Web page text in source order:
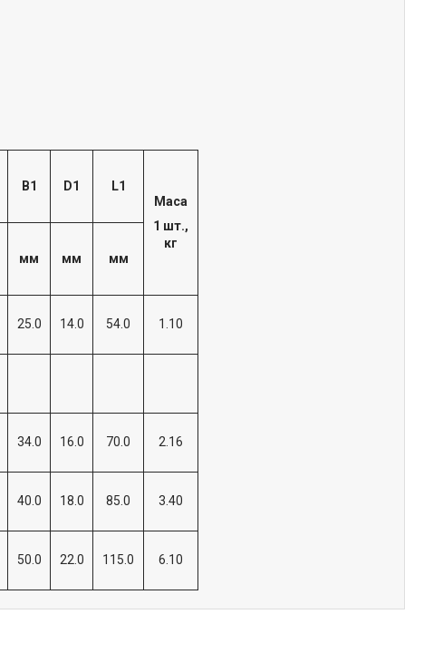
B1 D1
L1
Маса
1 шт.,
кг
мм мм мм
25.0 14.0 54.0 1.10
34.0 16.0 70.0 2.16
40.0 18.0 85.0 3.40
50.0 22.0 115.0 6.10